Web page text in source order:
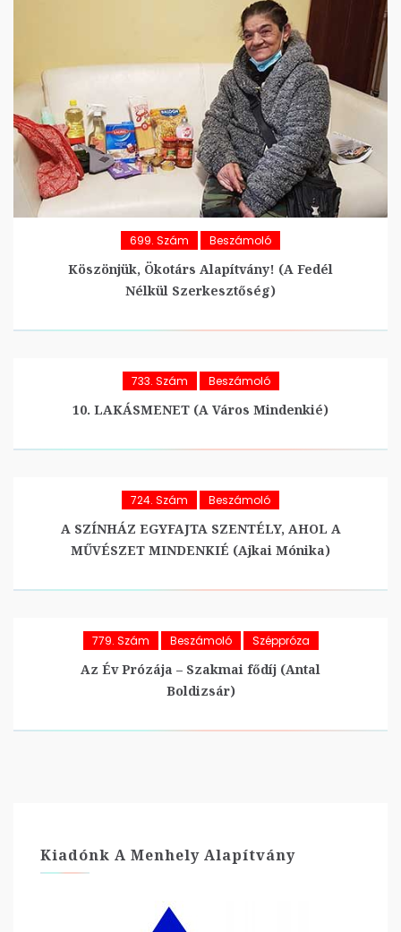
699. Szám Beszámoló
Köszönjük, Ökotárs Alapítvány! (A Fedél
Nélkül Szerkesztőség)
733. Szám Beszámoló
10. LAKÁSMENET (A Város Mindenkié)
724. Szám Beszámoló
A SZÍNHÁZ EGYFAJTA SZENTÉLY, AHOL A
MŰVÉSZET MINDENKIÉ (Ajkai Mónika)
779. Szám Beszámoló Széppróza
Az Év Prózája – Szakmai fődíj (Antal
Boldizsár)
Kiadónk A Menhely Alapítvány